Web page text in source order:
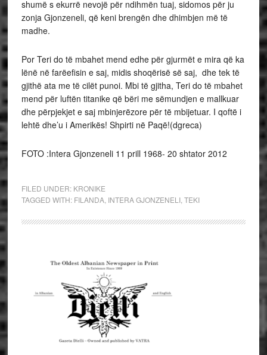
shumë s ekurrë nevojë për ndihmën tuaj, sidomos për ju
zonja Gjonzeneli, që keni brengën dhe dhimbjen më të
madhe.
Por Teri do të mbahet mend edhe për gjurmët e mira që ka
lënë në farëefisin e saj, midis shoqërisë së saj, dhe tek të
gjithë ata me të cilët punoi. Mbi të gjitha, Teri do të mbahet
mend për luftën titanike që bëri me sëmundjen e mallkuar
dhe përpjekjet e saj mbinjerëzore për të mbijetuar. I qoftë i
lehtë dhe’u i Amerikës! Shpirti në Paqë!(dgreca)
FOTO :Intera Gjonzeneli 11 prill 1968- 20 shtator 2012
FILED UNDER: KRONIKE
TAGGED WITH: FILANDA, INTERA GJONZENELI, TEKI